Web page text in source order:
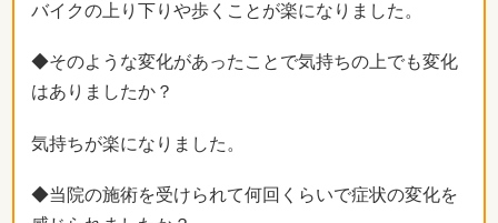
バイクの上り下りや歩くことが楽になりました。
◆そのような変化があったことで気持ちの上でも変化
はありましたか？
気持ちが楽になりました。
◆当院の施術を受けられて何回くらいで症状の変化を